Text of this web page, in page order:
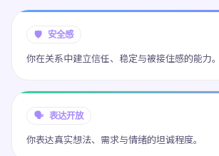
🛡️ 安全感
你在关系中建立信任、稳定与被接住感的能力。
🗣️ 表达开放
你表达真实想法、需求与情绪的坦诚程度。